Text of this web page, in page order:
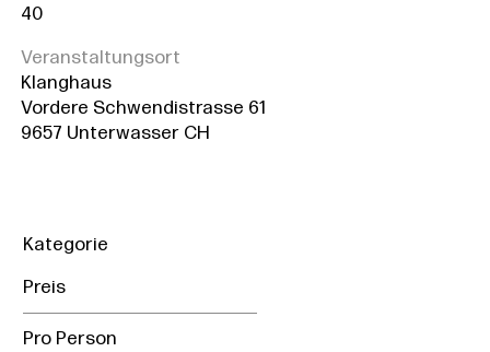
40
Veranstaltungsort
Klanghaus
Vordere Schwendistrasse 61
9657 Unterwasser CH
Kategorie
Preis
Pro Person